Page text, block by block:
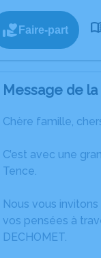
Faire-part
Message de
Chère famille,
C’est avec une
Tence.
Nous vous
vos pensées à
DECHOMET.